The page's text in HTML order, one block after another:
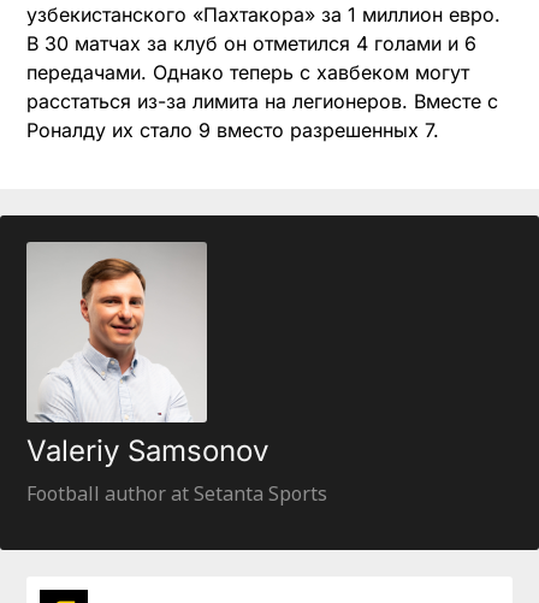
узбекистанского «Пахтакора» за 1 миллион евро.
В 30 матчах за клуб он отметился 4 голами и 6
передачами. Однако теперь с хавбеком могут
расстаться из-за лимита на легионеров. Вместе с
Роналду их стало 9 вместо разрешенных 7.
Valeriy Samsonov
Football author at Setanta Sports